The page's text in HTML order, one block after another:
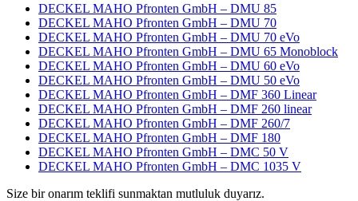
DECKEL MAHO Pfronten GmbH – DMU 85
DECKEL MAHO Pfronten GmbH – DMU 70
DECKEL MAHO Pfronten GmbH – DMU 70 eVo
DECKEL MAHO Pfronten GmbH – DMU 65 Monoblock
DECKEL MAHO Pfronten GmbH – DMU 60 eVo
DECKEL MAHO Pfronten GmbH – DMU 50 eVo
DECKEL MAHO Pfronten GmbH – DMF 360 Linear
DECKEL MAHO Pfronten GmbH – DMF 260 linear
DECKEL MAHO Pfronten GmbH – DMF 260/7
DECKEL MAHO Pfronten GmbH – DMF 180
DECKEL MAHO Pfronten GmbH – DMC 50 V
DECKEL MAHO Pfronten GmbH – DMC 1035 V
Size bir onarım teklifi sunmaktan mutluluk duyarız.